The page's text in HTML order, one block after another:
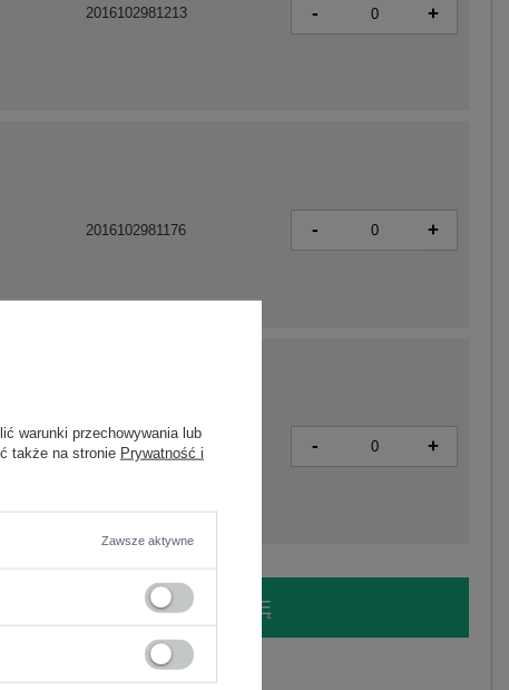
2016102981176 - +
2016102981213 - +
2016102981190 - +
SIĘ I ZOBACZ CENĘ
warunki przechowywania lub
także na stronie Prywatność i
Zawsze aktywne